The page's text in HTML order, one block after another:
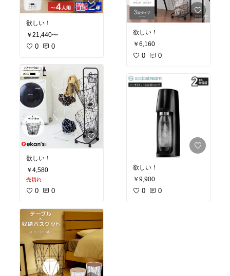
欲しい！
￥21,440〜
0 0
欲しい！
￥4,580
売切れ
0 0
欲しい！
￥6,160
0 0
欲しい！
￥9,900
0 0